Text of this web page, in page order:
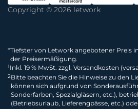
Copyright © 2026 letwork
*Tiefster von Letwork angebotener Preis
der Preisermäßigung.
1Inkl. 19 % MwSt. zzgl. Versandkosten
2Bitte beachten Sie die Hinweise zu den
können sich aufgrund von
Sonderfarben, Spezialgläsern, etc.),
(Betriebsurlaub, Lieferengpässe, etc.)